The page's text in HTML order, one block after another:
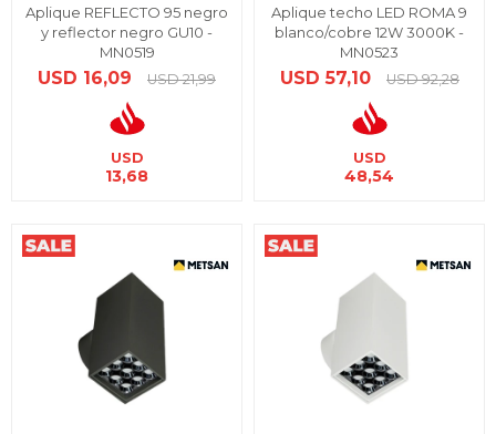
Aplique REFLECTO 95 negro
y reflector negro GU10 -
MN0519
USD 16,09 USD 21,99
USD
13,68
Aplique techo LED ROMA 9
blanco/cobre 12W 3000K -
MN0523
USD 57,10 USD 92,28
USD
48,54